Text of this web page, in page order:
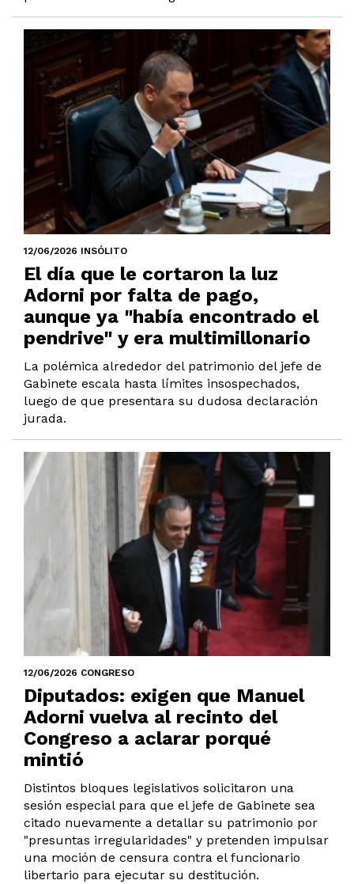
12/06/2026 INSÓLITO
El día que le cortaron la luz
Adorni por falta de pago,
aunque ya "había encontrado el
pendrive" y era multimillonario
La polémica alrededor del patrimonio del jefe de
Gabinete escala hasta límites insospechados,
luego de que presentara su dudosa declaración
jurada.
12/06/2026 CONGRESO
Diputados: exigen que Manuel
Adorni vuelva al recinto del
Congreso a aclarar porqué
mintió
Distintos bloques legislativos solicitaron una
sesión especial para que el jefe de Gabinete sea
citado nuevamente a detallar su patrimonio por
"presuntas irregularidades" y pretenden impulsar
una moción de censura contra el funcionario
libertario para ejecutar su destitución.